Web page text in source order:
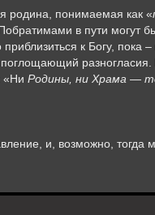
родина, понимаемая как «
в пути могут
к Богу, пока
«Ни Родины, ни Храма —
и, возможно, тогда